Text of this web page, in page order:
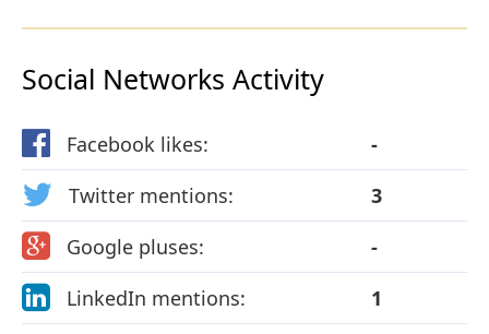
Social Networks Activity
Facebook likes:
-
Twitter mentions:
3
Google pluses:
-
LinkedIn mentions:
1